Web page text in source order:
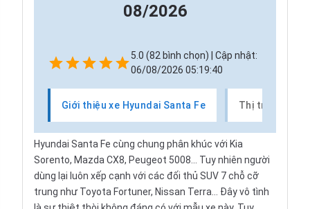
08/2026
5.0 (82 bình chọn) | Cập nhật:
06/08/2026 05:19:40
Giới thiệu xe Hyundai Santa Fe Thị trường xe
Hyundai Santa Fe cùng chung phân khúc với Kia
Sorento, Mazda CX8, Peugeot 5008... Tuy nhiên người
dùng lại luôn xếp cạnh với các đối thủ SUV 7 chỗ cỡ
trung như Toyota Fortuner, Nissan Terra... Đây vô tình